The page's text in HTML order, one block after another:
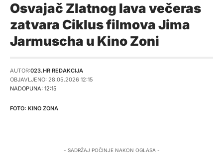
Osvajač Zlatnog lava večeras
zatvara Ciklus filmova Jima
Jarmuscha u Kino Zoni
NADOPUNA: 12:15
AUTOR:023.HR REDAKCIJA
OBJAVLJENO: 28.05.2026 12:15
KINO ZONA
- SADRŽAJ POČINJE NAKON OGLASA -